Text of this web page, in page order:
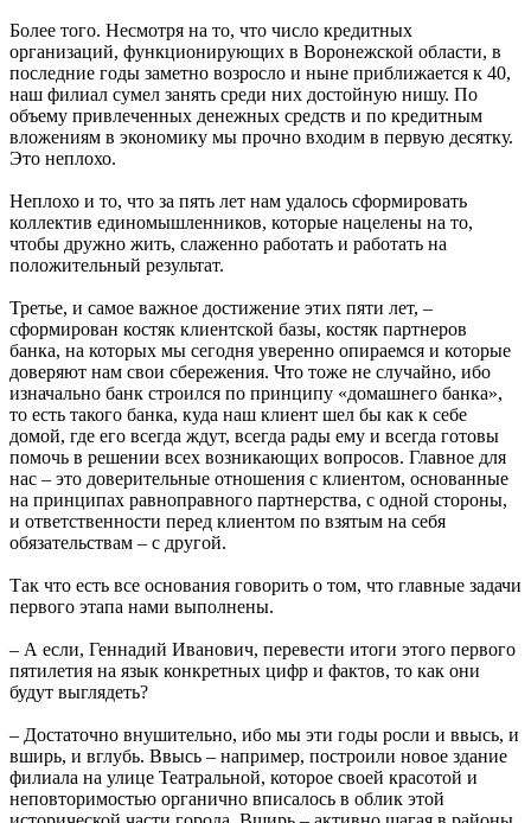
Более того. Несмотря на то, что число кредитных
организаций, функционирующих в Воронежской области, в
последние годы заметно возросло и ныне приближается к 40,
наш филиал сумел занять среди них достойную нишу. По
объему привлеченных денежных средств и по кредитным
вложениям в экономику мы прочно входим в первую десятку.
Это неплохо.
Неплохо и то, что за пять лет нам удалось сформировать
коллектив единомышленников, которые нацелены на то,
чтобы дружно жить, слаженно работать и работать на
положительный результат.
Третье, и самое важное достижение этих пяти лет, –
сформирован костяк клиентской базы, костяк партнеров
банка, на которых мы сегодня уверенно опираемся и которые
доверяют нам свои сбережения. Что тоже не случайно, ибо
изначально банк строился по принципу «домашнего банка»,
то есть такого банка, куда наш клиент шел бы как к себе
домой, где его всегда ждут, всегда рады ему и всегда готовы
помочь в решении всех возникающих вопросов. Главное для
нас – это доверительные отношения с клиентом, основанные
на принципах равноправного партнерства, с одной стороны,
и ответственности перед клиентом по взятым на себя
обязательствам – с другой.
Так что есть все основания говорить о том, что главные задачи
первого этапа нами выполнены.
– А если, Геннадий Иванович, перевести итоги этого первого
пятилетия на язык конкретных цифр и фактов, то как они
будут выглядеть?
– Достаточно внушительно, ибо мы эти годы росли и ввысь, и
вширь, и вглубь. Ввысь – например, построили новое здание
филиала на улице Театральной, которое своей красотой и
неповторимостью органично вписалось в облик этой